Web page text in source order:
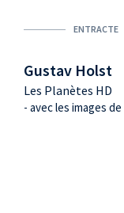
ENTRACTE
Gustav Holst
Les Planètes HD
- avec les images de